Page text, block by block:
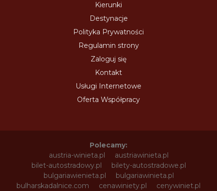
Kierunki
Destynacje
Polityka Prywatności
Regulamin strony
Zaloguj się
Kontakt
Usługi Internetowe
Oferta Współpracy
Polecamy:
austria-winieta.pl
austriawinieta.pl
bilet-autostradowy.pl
bilety-autostradowe.pl
bulgariawienieta.pl
bulgariawinieta.pl
bulharskadalnice.com
cenawiniety.pl
cenywiniet.pl